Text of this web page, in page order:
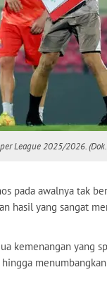
League 2025/2026.
pada awalnya tak
hasil yang sangat
kemenangan yang